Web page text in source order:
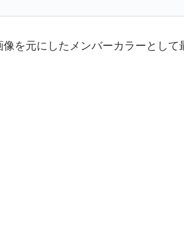
を元にしたメンバーカラーとし